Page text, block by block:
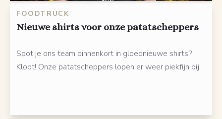
FOODTRUCK
Nieuwe shirts voor onze patatscheppers
Spot je ons team binnenkort in gloednieuwe shirts?
Klopt! Onze patatscheppers lopen er weer piekfijn bij.